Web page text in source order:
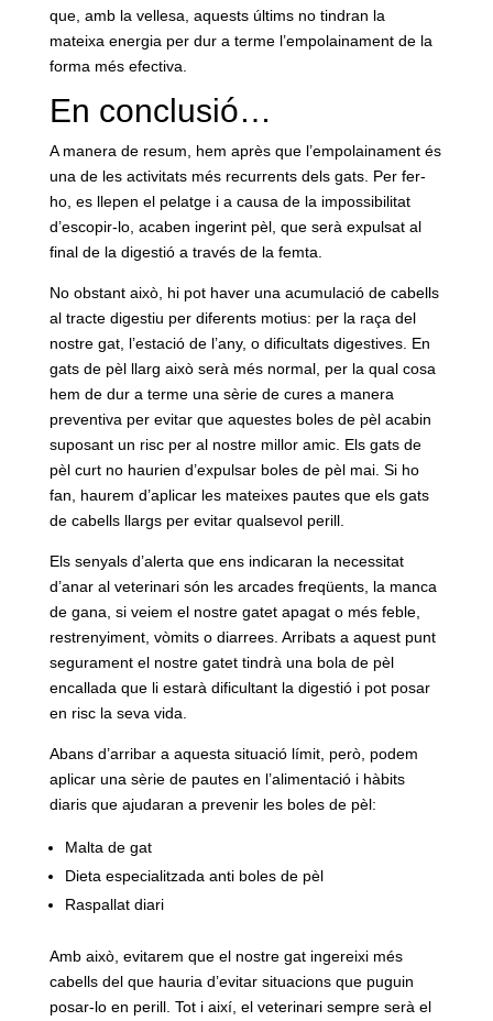
que, amb la vellesa, aquests últims no tindran la
mateixa energia per dur a terme l’empolainament de la
forma més efectiva.
En conclusió…
A manera de resum, hem après que l’empolainament és
una de les activitats més recurrents dels gats. Per fer-
ho, es llepen el pelatge i a causa de la impossibilitat
d’escopir-lo, acaben ingerint pèl, que serà expulsat al
final de la digestió a través de la femta.
No obstant això, hi pot haver una acumulació de cabells
al tracte digestiu per diferents motius: per la raça del
nostre gat, l’estació de l’any, o dificultats digestives. En
gats de pèl llarg això serà més normal, per la qual cosa
hem de dur a terme una sèrie de cures a manera
preventiva per evitar que aquestes boles de pèl acabin
suposant un risc per al nostre millor amic. Els gats de
pèl curt no haurien d’expulsar boles de pèl mai. Si ho
fan, haurem d’aplicar les mateixes pautes que els gats
de cabells llargs per evitar qualsevol perill.
Els senyals d’alerta que ens indicaran la necessitat
d’anar al veterinari són les arcades freqüents, la manca
de gana, si veiem el nostre gatet apagat o més feble,
restrenyiment, vòmits o diarrees. Arribats a aquest punt
segurament el nostre gatet tindrà una bola de pèl
encallada que li estarà dificultant la digestió i pot posar
en risc la seva vida.
Abans d’arribar a aquesta situació límit, però, podem
aplicar una sèrie de pautes en l’alimentació i hàbits
diaris que ajudaran a prevenir les boles de pèl:
Malta de gat
Dieta especialitzada anti boles de pèl
Raspallat diari
Amb això, evitarem que el nostre gat ingereixi més
cabells del que hauria d’evitar situacions que puguin
posar-lo en perill. Tot i així, el veterinari sempre serà el